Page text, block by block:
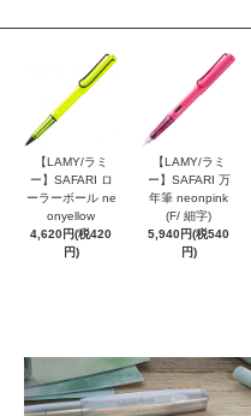
【LAMY/ラミ
ー】SAFARI ロ
ーラーボール ne
onyellow
4,620円(税420
円)
【LAMY/ラミ
ー】SAFARI 万
年筆 neonpink
(F/ 細字)
5,940円(税540
円)